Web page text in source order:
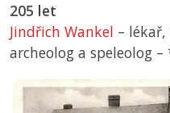
205 let
Jindřich Wankel –
archeolog a speleolog –